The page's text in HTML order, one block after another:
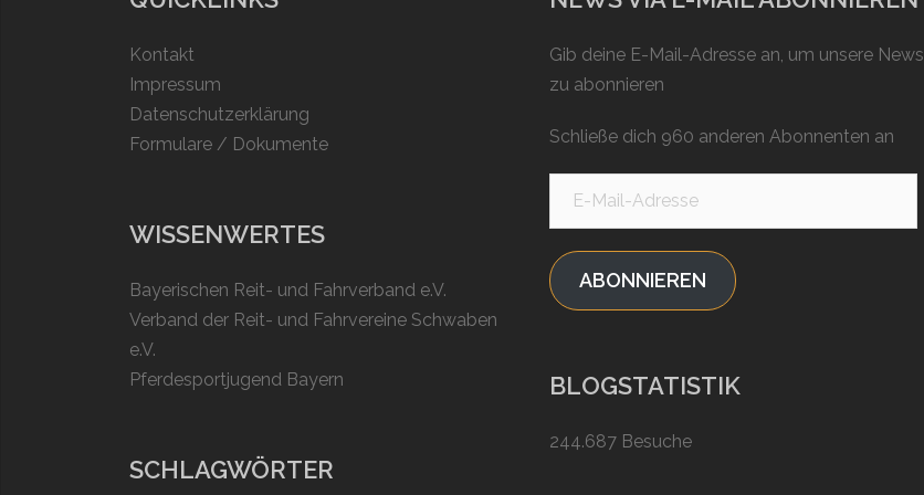
Kontakt
Impressum
Datenschutzerklärung
Formulare / Dokumente
WISSENWERTES
Bayerischen Reit- und Fahrverband e.V.
Verband der Reit- und Fahrvereine Schwaben
e.V.
Pferdesportjugend Bayern
SCHLAGWÖRTER
Gib deine E-Mail-Adresse an, um unsere News
zu abonnieren
Schließe dich 960 anderen Abonnenten an
Adresse
ABONNIEREN
BLOGSTATISTIK
244.687 Besuche